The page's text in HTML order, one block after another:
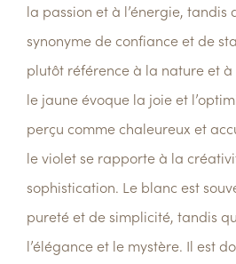
la passion et à l’énergie, tandis
synonyme de confiance et de
plutôt référence à la nature et
le jaune évoque la joie et
perçu comme chaleureux et
le violet se rapporte à la
sophistication. Le blanc est
pureté et de simplicité, tandis
l’élégance et le mystère. Il est